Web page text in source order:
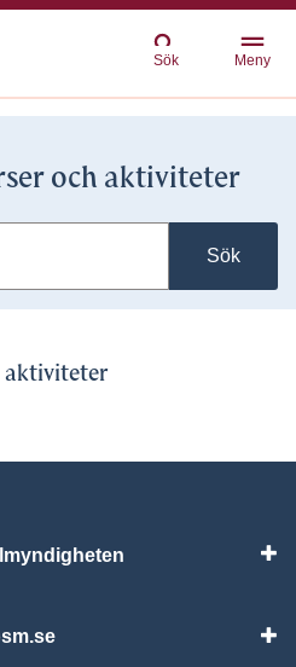
Sök Meny
och aktiviteter
Sök
aktiviteter